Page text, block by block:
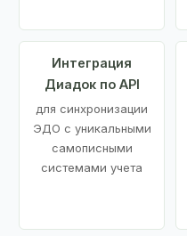
Интеграция
Диадок по API
для синхронизации
ЭДО с уникальными
самописными
системами учета